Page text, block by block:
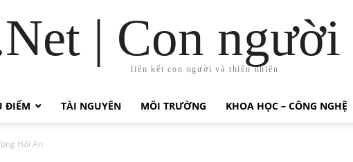
| Con
liên kết con người và thiên nhiên
ĐIỂM TÀI NGUYÊN MÔI TRƯỜNG KHOA HỌC – CÔNG NGHỆ
Hội An